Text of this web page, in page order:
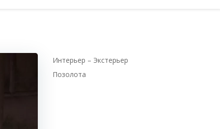
Интерьер – Экстерьер
Позолота